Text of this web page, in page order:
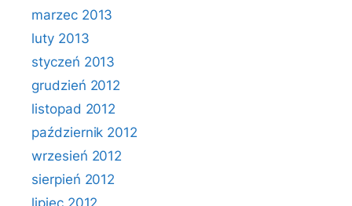
marzec 2013
luty 2013
styczeń 2013
grudzień 2012
listopad 2012
październik 2012
wrzesień 2012
sierpień 2012
lipiec 2012